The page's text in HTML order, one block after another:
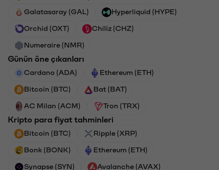
Galatasaray (GAL) Hyperliquid (HYPE)
Orchid (OXT) Chiliz (CHZ)
Numeraire (NMR)
Günün öne çıkanları
Cardano (ADA) Ethereum (ETH)
Bitcoin (BTC) Bat (BAT)
AC Milan (ACM) Tron (TRX)
Kripto para fiyat tahminleri
Bitcoin (BTC) Ripple (XRP)
Bonk (BONK) Ethereum (ETH)
Synapse (SYN) Avalanche (AVAX)